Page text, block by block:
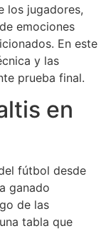
los jugadores,
emociones
En este
y las
prueba final.
en
fútbol desde
ganado
de las
tabla que